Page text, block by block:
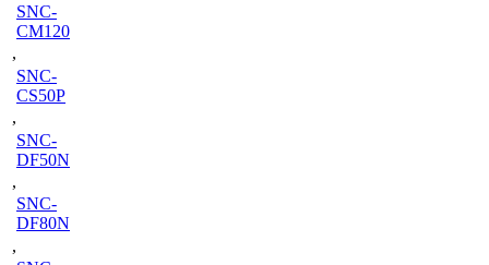
SNC-
CM120
,
SNC-
CS50P
,
SNC-
DF50N
,
SNC-
DF80N
,